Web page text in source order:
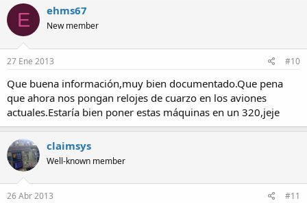
E ehms67
New member
27 Ene 2013 #10
Que buena información,muy bien documentado.Que pena
que ahora nos pongan relojes de cuarzo en los aviones
actuales.Estaría bien poner estas máquinas en un 320,jeje
claimsys
Well-known member
26 Abr 2013 #11